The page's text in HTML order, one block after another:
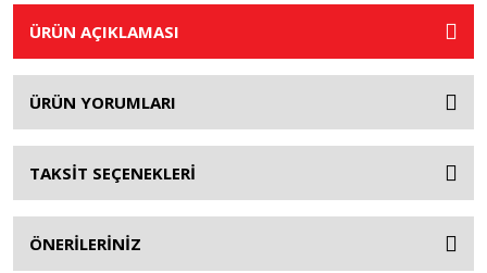
ÜRÜN AÇIKLAMASI
ÜRÜN YORUMLARI
TAKSİT SEÇENEKLERİ
ÖNERİLERİNİZ